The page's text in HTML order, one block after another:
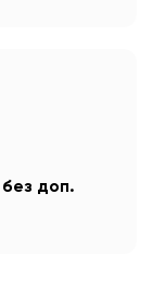
доп.